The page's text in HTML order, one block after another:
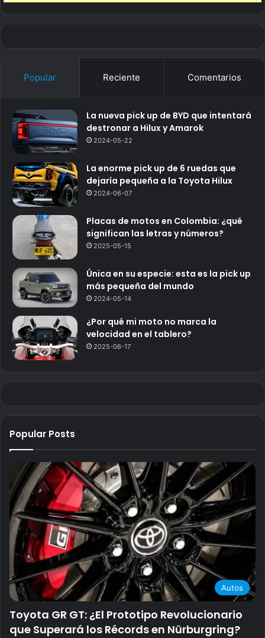
Popular Reciente Comentarios
La nueva pick up de BYD que intentará
destronar a Hilux y Amarok
2024-05-22
La enorme pick up de 6 ruedas que
dejaría pequeña a la Toyota Hilux
2024-06-07
Placas de motos en Colombia: ¿qué
significan las letras y números?
2025-05-15
Única en su especie: esta es la pick up
más pequeña del mundo
2024-05-14
¿Por qué mi moto no marca la
velocidad en el tablero?
2025-06-17
Popular Posts
Autos
Toyota GR GT: ¿El Prototipo Revolucionario
que Superará los Récords en Nürburgring?